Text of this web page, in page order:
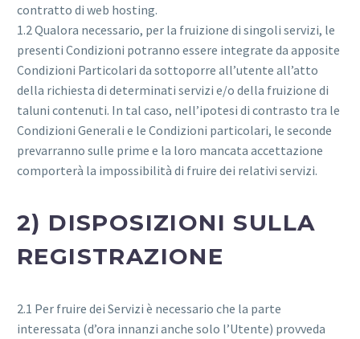
contratto di web hosting.
1.2 Qualora necessario, per la fruizione di singoli servizi, le
presenti Condizioni potranno essere integrate da apposite
Condizioni Particolari da sottoporre all’utente all’atto
della richiesta di determinati servizi e/o della fruizione di
taluni contenuti. In tal caso, nell’ipotesi di contrasto tra le
Condizioni Generali e le Condizioni particolari, le seconde
prevarranno sulle prime e la loro mancata accettazione
comporterà la impossibilità di fruire dei relativi servizi.
2) DISPOSIZIONI SULLA
REGISTRAZIONE
2.1 Per fruire dei Servizi è necessario che la parte
interessata (d’ora innanzi anche solo l’Utente) provveda